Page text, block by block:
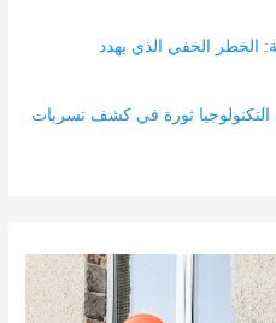
الخطر الخفي الذي يهدد
ثورة في كشف تسربات